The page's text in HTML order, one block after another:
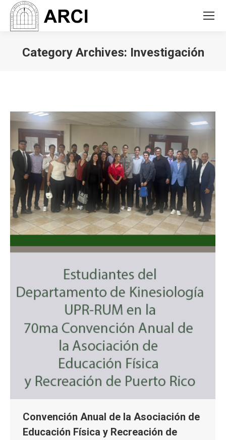
Category Archives: Investigación
Convención Anual de la Asociación de
Educación Física y Recreación de